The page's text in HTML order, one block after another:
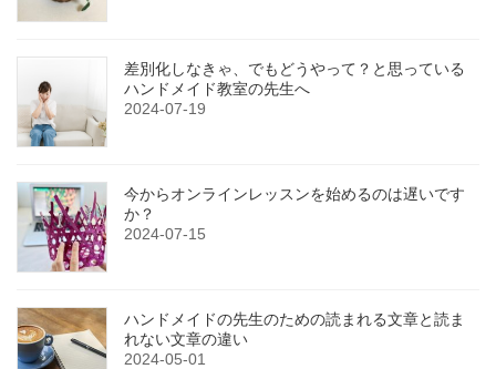
差別化しなきゃ、でもどうやって？と思っている
ハンドメイド教室の先生へ
2024-07-19
今からオンラインレッスンを始めるのは遅いです
か？
2024-07-15
ハンドメイドの先生のための読まれる文章と読ま
れない文章の違い
2024-05-01